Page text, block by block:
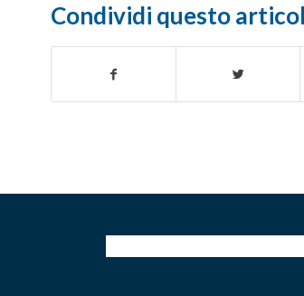
Condividi questo